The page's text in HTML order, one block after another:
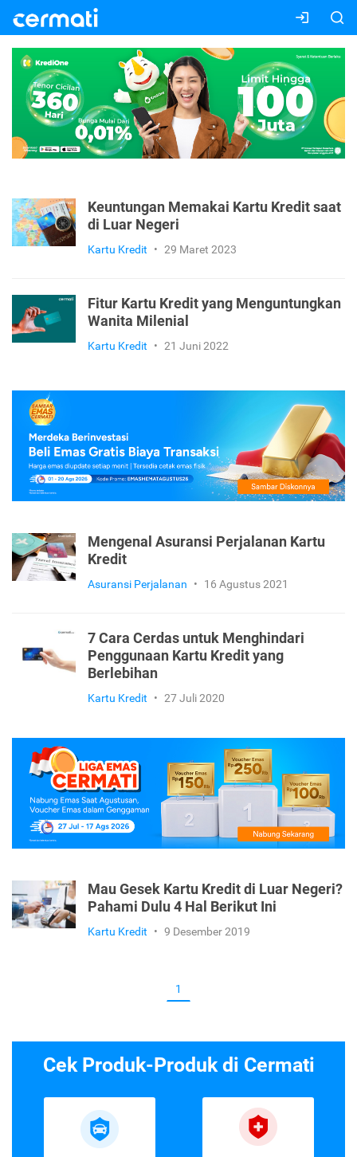
Keuntungan Memakai Kartu Kredit saat
di Luar Negeri
Kartu Kredit • 29 Maret 2023
Fitur Kartu Kredit yang Menguntungkan
Wanita Milenial
Kartu Kredit • 21 Juni 2022
Mengenal Asuransi Perjalanan Kartu
Kredit
Asuransi Perjalanan • 16 Agustus 2021
7 Cara Cerdas untuk Menghindari
Penggunaan Kartu Kredit yang
Berlebihan
Kartu Kredit • 27 Juli 2020
Mau Gesek Kartu Kredit di Luar Negeri?
Pahami Dulu 4 Hal Berikut Ini
Kartu Kredit • 9 Desember 2019
1
Cek Produk-Produk di Cermati